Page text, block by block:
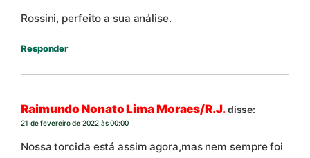
Rossini, perfeito a sua análise.
Responder
Raimundo Nonato Lima Moraes/R.J.disse:
21 de fevereiro de 2022 às 00:00
Nossa torcida está assim agora,mas nem sempre foi